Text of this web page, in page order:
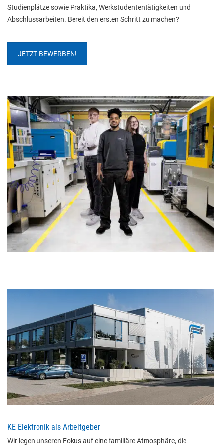
Studienplätze sowie Praktika, Werkstudententätigkeiten und
Abschlussarbeiten. Bereit den ersten Schritt zu machen?
JETZT BEWERBEN!
KE Elektronik als Arbeitgeber
Wir legen unseren Fokus auf eine familiäre Atmosphäre, die